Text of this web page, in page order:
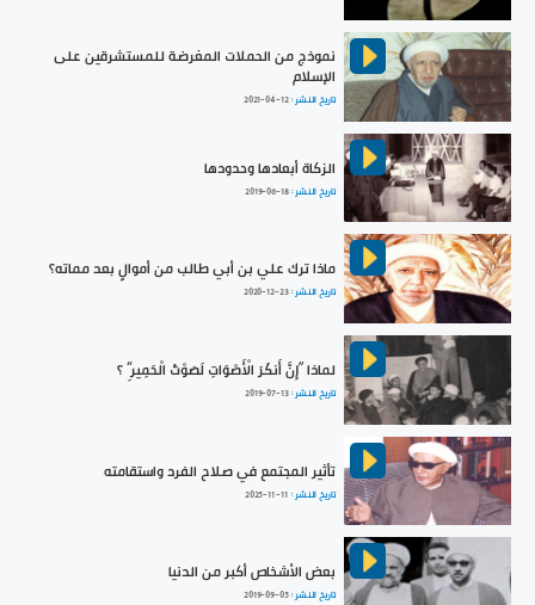
نموذج من الحملات المغرضة للمستشرقين على
الإسلام
تاريخ النشر :2021-04-12
الزكاة أبعادها وحدودها
تاريخ النشر :2019-06-18
ماذا ترك علي بن أبي طالب من أموالٍ بعد مماته؟
تاريخ النشر :2020-12-23
لماذا “إِنَّ أَنكَرَ الْأَصْوَاتِ لَصَوْتُ الْحَمِيرِ” ؟
تاريخ النشر :2019-07-13
تأثير المجتمع في صلاح الفرد واستقامته
تاريخ النشر : 2025-11-11
بعض الأشخاص أكبر من الدنيا
تاريخ النشر :2019-09-05